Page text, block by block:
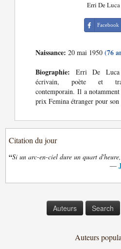
Erri De Luca
Facebook
Naissance: 20 mai 1950(76
Biographie: Erri De
écrivain, poète et
contemporain. Il a
prix Femina étranger pour
Citation du jour
“Si un arc-en-ciel dure un quart
—
Auteurs Search
Auteurs